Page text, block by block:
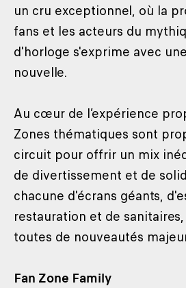
un cru exceptionnel, où la
fans et les acteurs du
d'horloge s'exprime avec
nouvelle.
Au cœur de l’expérience
Zones thématiques sont
circuit pour offrir un mix
de divertissement et de
chacune d'écrans géants,
restauration et de
toutes de nouveautés
Fan Zone Family